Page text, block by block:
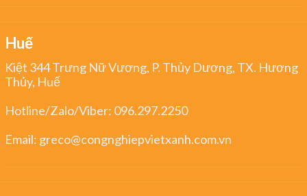
Huế
Kiệt 344 Trưng Nữ Vương, P. Thủy Dương, TX. Hương
Thủy, Huế
Hotline/Zalo/Viber: 096.297.2250
Email: greco@congnghiepvietxanh.com.vn